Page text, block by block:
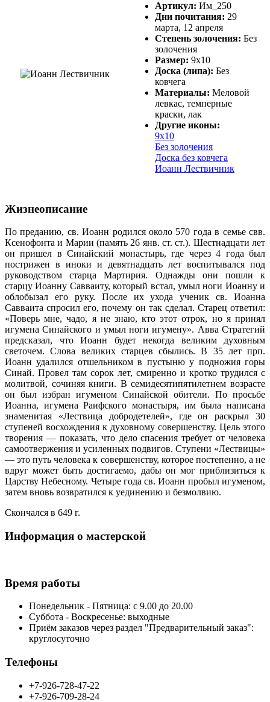
Артикул: Им_250
Дни почитания: 29
марта, 12 апреля
Степень золочения: Без
золочения
Размер: 9х10
Доска (липа): Без
ковчега
Материалы: Меловой
левкас, темперные
краски, лак
Другие иконы:
9х10
Без золочения
Доска без ковчега
Иоанн Лествичник
Жизнеописание
По преданию, св. Иоанн родился около 570 года в семье свв.
Ксенофонта и Марии (память 26 янв. ст. ст.). Шестнадцати лет
он пришел в Синайский монастырь, где через 4 года был
пострижен в иноки и девятнадцать лет воспитывался под
руководством старца Мартирия. Однажды они пошли к
старцу Иоанну Савваиту, который встал, умыл ноги Иоанну и
облобызал его руку. После их ухода ученик св. Иоанна
Савваита спросил его, почему он так сделал. Старец ответил:
«Поверь мне, чадо, я не знаю, кто этот отрок, но я принял
игумена Синайского и умыл ноги игумену». Авва Стратегий
предсказал, что Иоанн будет некогда великим духовным
светочем. Слова великих старцев сбылись. В 35 лет прп.
Иоанн удалился отшельником в пустыню у подножия горы
Синай. Провел там сорок лет, смиренно и кротко трудился с
молитвой, сочиняя книги. В семидесятипятилетнем возрасте
он был избран игуменом Синайской обители. По просьбе
Иоанна, игумена Раифского монастыря, им была написана
знаменитая «Лествица добродетелей», где он раскрыл 30
ступеней восхождения к духовному совершенству. Цель этого
творения — показать, что дело спасения требует от человека
самоотвержения и усиленных подвигов. Ступени «Лествицы»
— это путь человека к совершенству, которое постепенно, а не
вдруг может быть достигаемо, дабы он мог приблизиться к
Царству Небесному. Четыре года св. Иоанн пробыл игуменом,
затем вновь возвратился к уединению и безмолвию.
Скончался в 649 г.
Информация о мастерской
Время работы
Понедельник - Пятница: с 9.00 до 20.00
Суббота - Воскресенье: выходные
Приём заказов через раздел "Предварительный заказ":
круглосуточно
Телефоны
+7-926-728-47-22
+7-926-709-28-24